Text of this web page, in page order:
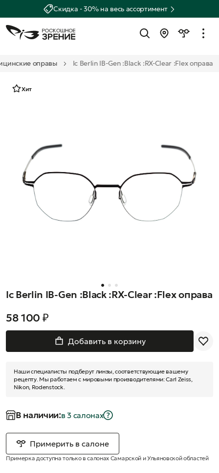
Скидка - 30% на весь ассортимент
оправы Ic Berlin IB-Gen :Black :RX-Clear :Flex оправа
Хит
Ic Berlin IB-Gen :Black :RX-Clear :Flex оправа
58 100 ₽
Добавить в корзину
Наши специалисты подберут линзы, соответствующие вашему
рецепту. Мы работаем с мировыми производителями: Carl Zeiss,
Nikon, Rodenstock.
В наличии:в 3 салонах
Примерить в салоне
Примерка доступна только в салонах Самарской и Ульяновской областей